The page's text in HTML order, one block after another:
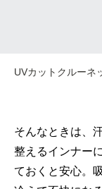
UVカットクルーネ
そんなときは、
整えるインナー
ておくと安心。